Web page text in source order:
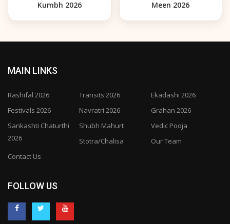
Kumbh 2026 Meen 2026
MAIN LINKS
Rashifal 2026 Transits 2026
Ekadashi 2026
Festivals 2026
Navratri 2026
Grahan 2026
Sankashti Chaturthi
2026
Shubh Mahurt
Vedic Pooja
Stotra/Chalisa
Our Team
Contact Us
FOLLOW US